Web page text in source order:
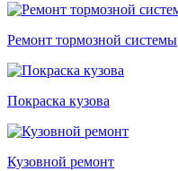
Ремонт тормозной системы
Покраска кузова
Кузовной ремонт